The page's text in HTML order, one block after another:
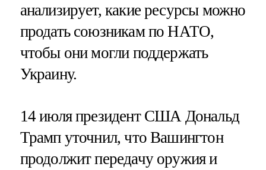
анализирует, какие ресурсы можно
продать союзникам по НАТО,
чтобы они могли поддержать
Украину.
14 июля президент США Дональд
Трамп уточнил, что Вашингтон
продолжит передачу оружия и